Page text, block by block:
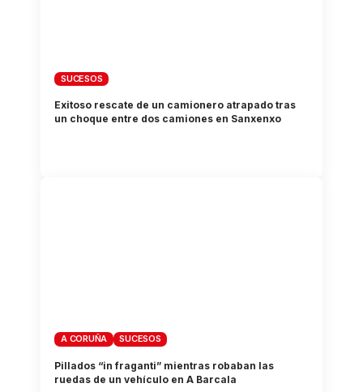
SUCESOS
Exitoso rescate de un camionero atrapado tras
un choque entre dos camiones en Sanxenxo
A CORUÑA SUCESOS
Pillados “in fraganti” mientras robaban las
ruedas de un vehículo en A Barcala